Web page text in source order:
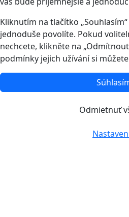
Kliknutím na tlačítko
jednoduše povolíte. Pokud
nechcete, klikněte na
podmínky jejich užívání si
Odmietnuť